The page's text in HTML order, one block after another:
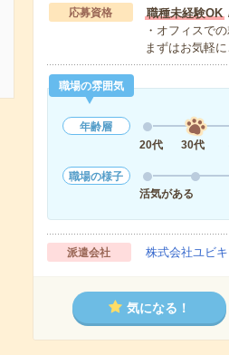
応募資格 職種未経験OK
・オフィスで
まずはお気軽
職場の雰囲気
年齢層
20代
30代
職場の様子
活気がある
派遣会社 株式会社ユビ
気になる！